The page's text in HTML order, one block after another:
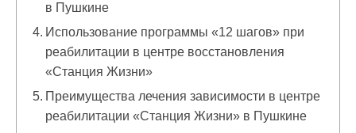
в Пушкине
Использование программы «12 шагов» при
реабилитации в центре восстановления
«Станция Жизни»
Преимущества лечения зависимости в центре
реабилитации «Станция Жизни» в Пушкине